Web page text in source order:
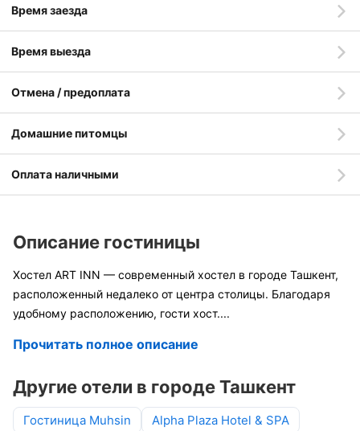
Время заезда
Время выезда
Отмена / предоплата
Домашние питомцы
Оплата наличными
Описание гостиницы
Хостел ART INN — современный хостел в городе Ташкент,
расположенный недалеко от центра столицы. Благодаря
удобному расположению, гости хост....
Прочитать полное описание
Другие отели в городе Ташкент
Гостиница Muhsin
Alpha Plaza Hotel & SPA